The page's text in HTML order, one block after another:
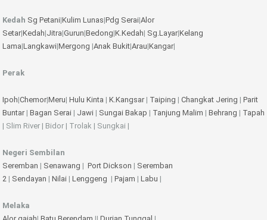
Kedah Sg Petani|Kulim Lunas|Pdg Serai|Alor
Setar|Kedah|Jitra|Gurun|Bedong|K.Kedah| Sg.Layar|Kelang
Lama|Langkawi|Mergong |Anak Bukit|Arau|Kangar|
Perak
Ipoh|Chemor|Meru| Hulu Kinta | K.Kangsar| Taiping | Changkat Jering | Parit
Buntar| Bagan Serai | Jawi | Sungai Bakap | Tanjung Malim | Behrang | Tapah
| Slim River | Bidor | Trolak | Sungkai |
Negeri Sembilan
Seremban | Senawang | Port Dickson | Seremban
2 | Sendayan | Nilai | Lenggeng | Pajam | Labu |
Melaka
Alor gajah| Batu Berendam || Durian Tunggal |